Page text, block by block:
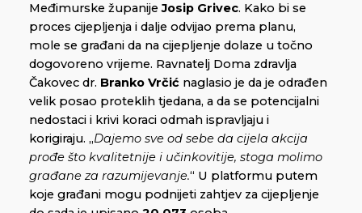
Međimurske županijeJosip Grivec. Kako bi se
proces cijepljenja i dalje odvijao prema planu,
mole se građani da na cijepljenje dolaze u točno
dogovoreno vrijeme. Ravnatelj Doma zdravlja
Čakovec dr. Branko Vrčić naglasio je da je odrađen
velik posao proteklih tjedana, a da se potencijalni
nedostaci i krivi koraci odmah ispravljaju i
korigiraju. „Dajemo sve od sebe da cijela akcija
prođe što kvalitetnije i učinkovitije, stoga molimo
građane za razumijevanje.“ U platformu putem
koje građani mogu podnijeti zahtjev za cijepljenje